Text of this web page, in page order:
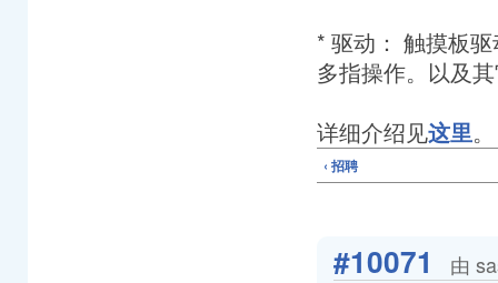
* 驱动： 触摸板
多指操作。以及
详细介绍见这里。
‹ 招聘
#10071 由